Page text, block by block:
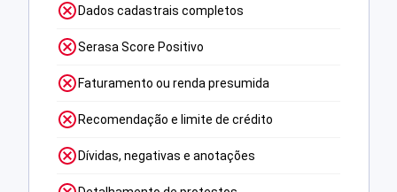
Dados cadastrais completos
Serasa Score Positivo
Faturamento ou renda presumida
Recomendação e limite de crédito
Dívidas, negativas e anotações